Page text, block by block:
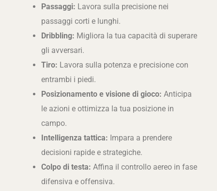
Passaggi: Lavora sulla precisione nei
passaggi corti e lunghi.
Dribbling: Migliora la tua capacità di superare
gli avversari.
Tiro: Lavora sulla potenza e precisione con
entrambi i piedi.
Posizionamento e visione di gioco: Anticipa
le azioni e ottimizza la tua posizione in
campo.
Intelligenza tattica: Impara a prendere
decisioni rapide e strategiche.
Colpo di testa: Affina il controllo aereo in fase
difensiva e offensiva.